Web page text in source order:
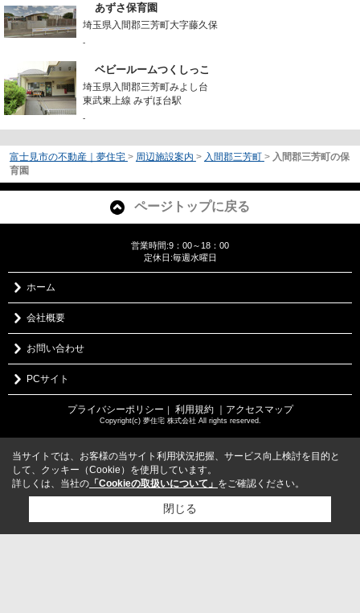
あずさ保育園
埼玉県入間郡三芳町大字藤久保
-
ベビールームつくしっこ
埼玉県入間郡三芳町みよし台
東武東上線 みずほ台駅
-
富士見市の不動産｜夢住宅 > 周辺施設案内 > 入間郡三芳町 > 入間郡三芳町の保
育園
ページトップに戻る
営業時間:9：00～18：00
定休日:毎週水曜日
ホーム
会社概要
お問い合わせ
PCサイト
プライバシーポリシー ｜ 利用規約 ｜アクセスマップ
Copyright(c) 夢住宅 株式会社 All rights reserved.
当サイトでは、お客様の当サイト利用状況把握、サービス向上検討を目的と
して、クッキー（Cookie）を使用しています。
詳しくは、当社の 「Cookieの取扱いについて」 をご確認ください。
閉じる